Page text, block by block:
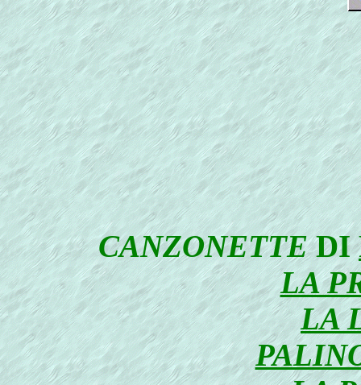
CANZONETTEDI
LA
LA